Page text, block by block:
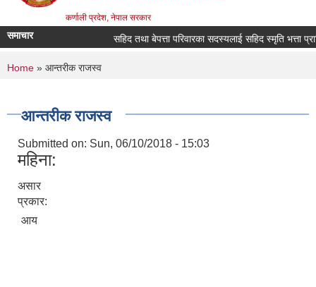
कर्णाली प्रदेश, नेपाल सरकार
समाचार सहिद तथा बेपत्ता परिवारका सदस्यलाई सहिद स्मृति भत्ता
You are here
Home » आन्तरीक राजस्व
आन्तरीक राजस्व
Submitted on: Sun, 06/10/2018 - 15:03
महिना:
असार
प्रकार:
आय